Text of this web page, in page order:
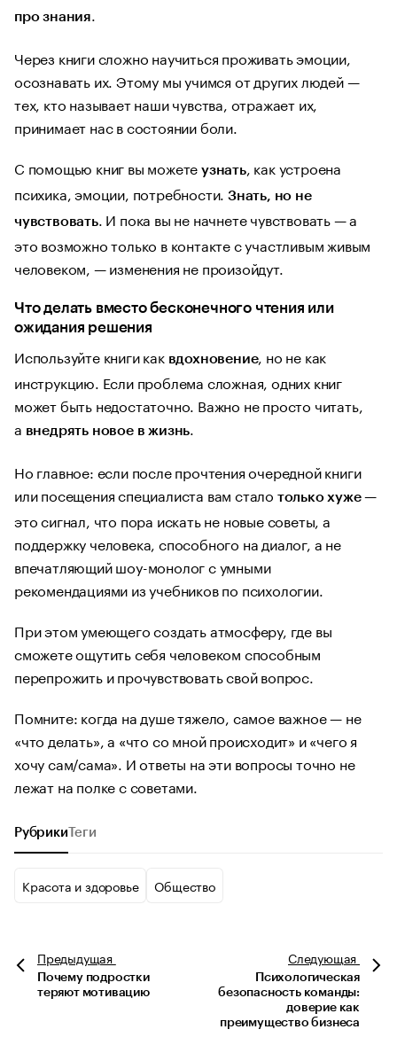
про знания.
Через книги сложно научиться проживать эмоции,
осознавать их. Этому мы учимся от других людей —
тех, кто называет наши чувства, отражает их,
принимает нас в состоянии боли.
С помощью книг вы можете узнать, как устроена
психика, эмоции, потребности.Знать, но не
чувствовать. И пока вы не начнете чувствовать — а
это возможно только в контакте с участливым живым
человеком, — изменения не произойдут.
Что делать вместо бесконечного чтения или
ожидания решения
Используйте книги как вдохновение, но не как
инструкцию. Если проблема сложная, одних книг
может быть недостаточно. Важно не просто читать,
а внедрять новое в жизнь.
Но главное: если после прочтения очередной книги
или посещения специалиста вам стало только хуже—
это сигнал, что пора искать не новые советы, а
поддержку человека, способного на диалог, а не
впечатляющий шоу-монолог с умными
рекомендациями из учебников по психологии.
При этом умеющего создать атмосферу, где вы
сможете ощутить себя человеком способным
перепрожить и прочувствовать свой вопрос.
Помните: когда на душе тяжело, самое важное — не
«что делать», а «что со мной происходит» и «чего я
хочу сам/сама». И ответы на эти вопросы точно не
лежат на полке с советами.
Рубрики Теги
Красота и здоровье Общество
Предыдущая
Почему подростки
теряют мотивацию
Следующая
Психологическая
безопасность команды:
доверие как
преимущество бизнеса